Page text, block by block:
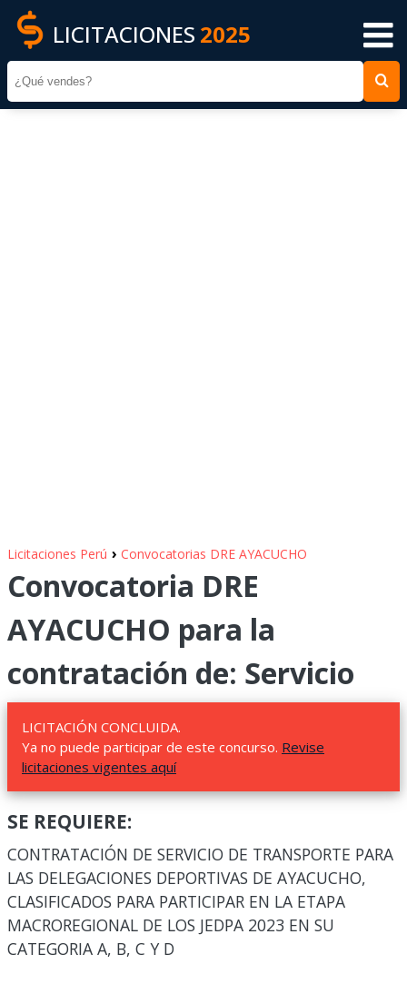
LICITACIONES 2025
Licitaciones Perú › Convocatorias DRE AYACUCHO
Convocatoria DRE
AYACUCHO para la
contratación de: Servicio
LICITACIÓN CONCLUIDA.
Ya no puede participar de este concurso. Revise
licitaciones vigentes aquí
SE REQUIERE:
CONTRATACIÓN DE SERVICIO DE TRANSPORTE PARA
LAS DELEGACIONES DEPORTIVAS DE AYACUCHO,
CLASIFICADOS PARA PARTICIPAR EN LA ETAPA
MACROREGIONAL DE LOS JEDPA 2023 EN SU
CATEGORIA A, B, C Y D